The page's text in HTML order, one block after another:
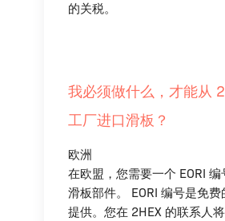
的关税。
我必须做什么，才能从
工厂进口滑板？
欧洲
在欧盟，您需要一个 EORI 编
滑板部件。 EORI 编号是免
提供。您在 2HEX 的联系人